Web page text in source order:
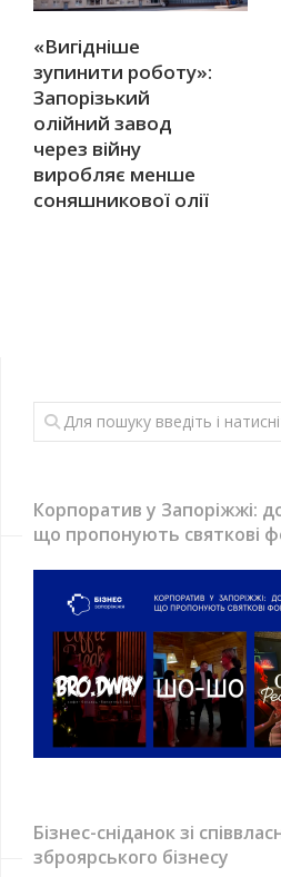
«Вигідніше
зупинити роботу»:
Запорізький
олійний завод
через війну
виробляє менше
соняшникової олії
Корпоратив у Запоріжжі:
що пропонують святкові
Бізнес-сніданок зі
зброярського бізнесу